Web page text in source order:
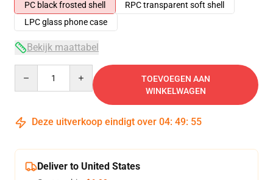
PC black frosted shell
RPC transparent soft shell
LPC glass phone case
Bekijk maattabel
TOEVOEGEN AAN
WINKELWAGEN
Deze uitverkoop eindigt over 04: 49: 54
Deliver to United States